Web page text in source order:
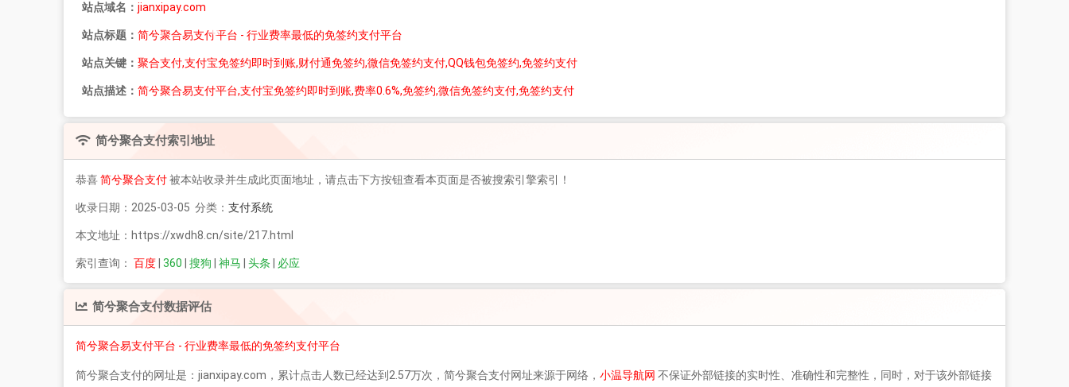
站点域名： jianxipay.com
站点标题： 简兮聚合易支付平台 - 行业费率最低的免签约支付平台
站点关键： 聚合支付,支付宝免签约即时到账,财付通免签约,微信免签约支付,QQ钱包免签约,免签约支付
站点描述： 简兮聚合易支付平台,支付宝免签约即时到账,费率0.6%,免签约,微信免签约支付,免签约支付
简兮聚合支付索引地址
恭喜简兮聚合支付被本站收录并生成此页面地址，请点击下方按钮查看本页面是否被搜索引擎索引！
收录日期：2025-03-05 分类： 支付系统
本文地址：https://xwdh8.cn/site/217.html
索引查询： 百度 360 搜狗 神马 头条 必应
简兮聚合支付数据评估
简兮聚合易支付平台 - 行业费率最低的免签约支付平台
简兮聚合支付的网址是：jianxipay.com，累计点击人数已经达到2.57万次， 简兮聚合支付网址来源于网络， 小温导航网 不保证外部链接的实时性、准确性和完整性，同时，对于该外部链接